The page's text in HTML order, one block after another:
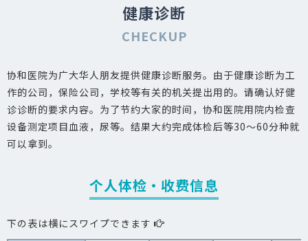
健康诊断
CHECKUP
协和医院为广大华人朋友提供健康诊断服务。由于健康诊断为工
作的公司，保险公司，学校等有关的机关提出用的。请确认好健
诊诊断的要求内容。为了节约大家的时间，协和医院用院内检查
设备测定项目血液，尿等。结果大约完成体检后等30〜60分种就
可以拿到。
个人体检・收费信息
下の表は横にスワイプできます